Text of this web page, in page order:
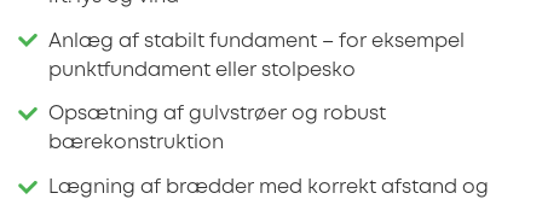
Anlæg af stabilt fundament – for eksempel
punktfundament eller stolpesko
Opsætning af gulvstrøer og robust
bærekonstruktion
Lægning af brædder med korrekt afstand og